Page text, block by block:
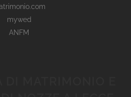
mywed
ANFM